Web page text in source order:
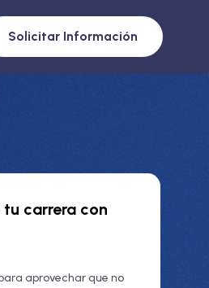
Solicitar Información
carrera con
aprovechar que no